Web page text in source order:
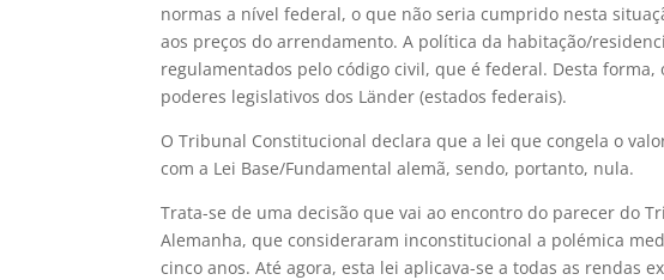
normas a nível federal, o que não seria cumprido nesta
aos preços do arrendamento. A política da habitação/
regulamentados pelo código civil, que é federal. Desta
poderes legislativos dos Länder (estados federais).
O Tribunal Constitucional declara que a lei que congela o
com a Lei Base/Fundamental alemã, sendo, portanto, nula.
Trata-se de uma decisão que vai ao encontro do parecer do
Alemanha, que consideraram inconstitucional a polémica
cinco anos. Até agora, esta lei aplicava-se a todas as rendas